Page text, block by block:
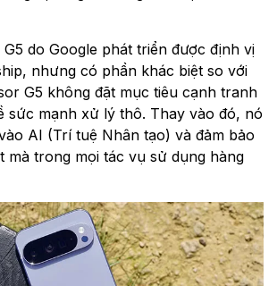
do Google phát triển được định vị
nhưng có phần khác biệt so với
G5 không đặt mục tiêu cạnh tranh
sức mạnh xử lý thô. Thay vào đó, nó
AI (Trí tuệ Nhân tạo) và đảm bảo
mà trong mọi tác vụ sử dụng hàng